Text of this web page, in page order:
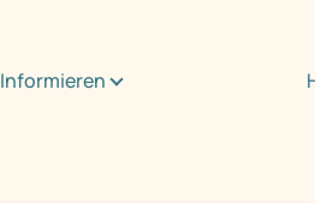
Informieren